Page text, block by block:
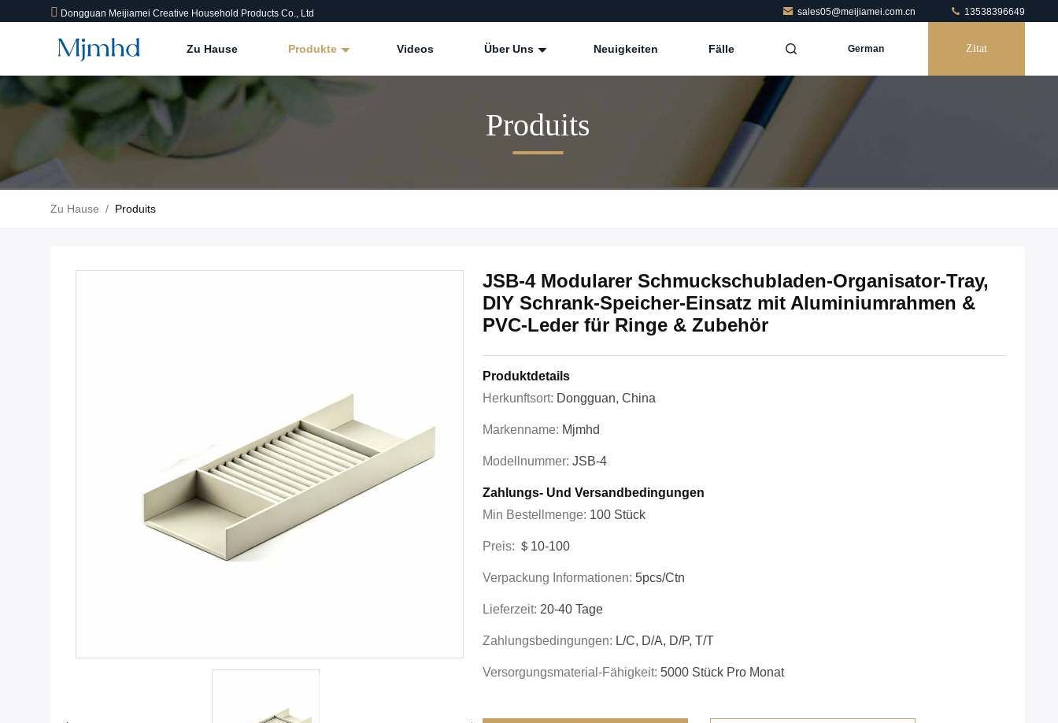
Dongguan Meijiamei Creative Household Products Co., Ltd sales05@meijiamei.com.cn 13538396649
Zu Hause Produkte Videos Über Uns Neuigkeiten Fälle German Zitat
Produits
Zu Hause / Produits
JSB-4 Modularer Schmuckschubladen-Organisator-Tray,
DIY Schrank-Speicher-Einsatz mit Aluminiumrahmen &
PVC-Leder für Ringe & Zubehör
Produktdetails
Herkunftsort: Dongguan, China
Markenname: Mjmhd
Modellnummer: JSB-4
Zahlungs- Und Versandbedingungen
Min Bestellmenge: 100 Stück
Preis: ＄10-100
Verpackung Informationen: 5pcs/ctn
Lieferzeit: 20-40 Tage
Zahlungsbedingungen: L/C, D/A, D/P, T/T
Versorgungsmaterial-Fähigkeit: 5000 Stück Pro Monat